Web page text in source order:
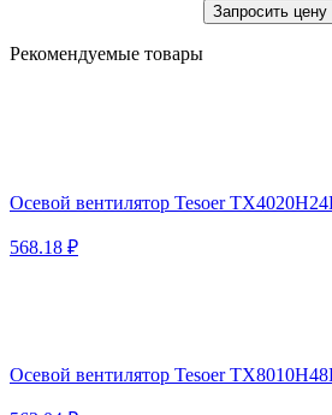
Запросить цену
Рекомендуемые товары
Осевой вентилятор Tesoer
568.18 ₽
Осевой вентилятор Tesoer